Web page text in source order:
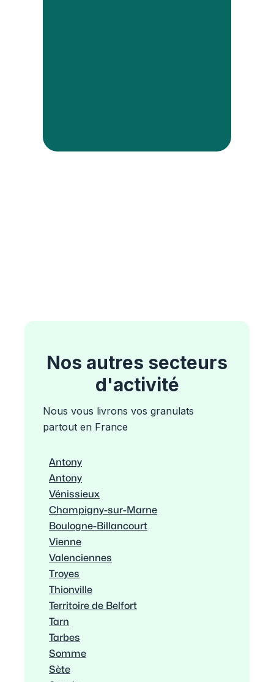
Nos autres secteurs
d'activité
Nous vous livrons vos granulats
partout en France
Antony
Antony
Vénissieux
Champigny-sur-Marne
Boulogne-Billancourt
Vienne
Valenciennes
Troyes
Thionville
Territoire de Belfort
Tarn
Tarbes
Somme
Sète